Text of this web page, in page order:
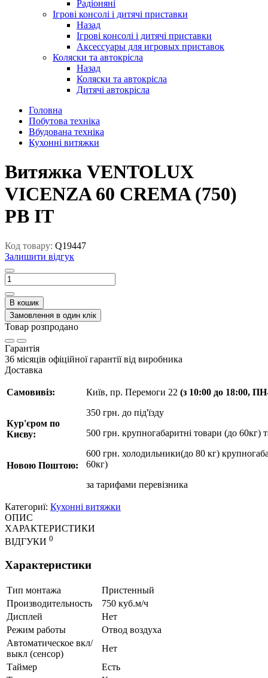
Радіоняні
Ігрові консолі і дитячі приставки
Назад
Ігрові консолі і дитячі приставки
Аксессуары для игровых приставок
Коляски та автокрісла
Назад
Коляски та автокрісла
Дитячі автокрісла
Головна
Побутова техніка
Вбудована техніка
Кухонні витяжки
Витяжка VENTOLUX
VICENZA 60 CREMA (750)
PB IT
Код товару: Q19447
Залишити відгук
В кошик
Замовлення в один клік
Товар розпродано
Гарантія
36 місяців офіційної гарантії від виробника
Доставка
Самовивіз:
Кур'єром по
Києву:
Новою Поштою:
Київ, пр. Перемоги 22 (з 10:00 до 18:00,
350 грн. до під'їзду
500 грн. крупногабаритні товари (до 60кг)
600 грн. холодильники(до 80 кг)
60кг)
за тарифами перевізника
Категориї: Кухонні витяжки
ОПИС
ХАРАКТЕРИСТИКИ
ВІДГУКИ 0
Характеристики
Тип монтажа
Пристенный
Производительность
750 куб.м/ч
Дисплей
Нет
Режим работы
Отвод воздуха
Автоматическое вкл/
выкл (сенсор)
Нет
Таймер
Есть